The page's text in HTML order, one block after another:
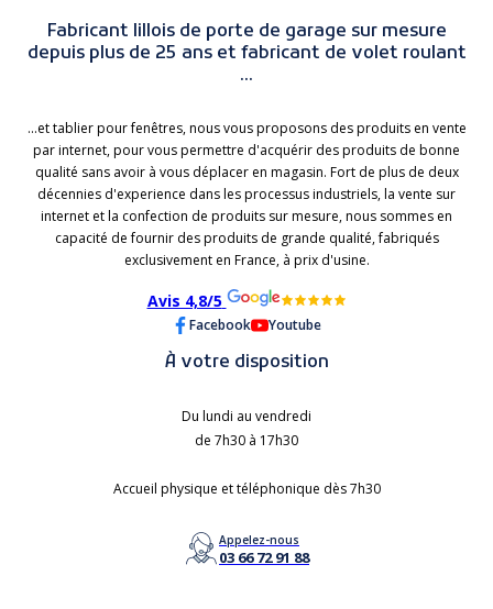
Fabricant lillois de porte de garage sur mesure
depuis plus de 25 ans et fabricant de volet roulant
...
...et tablier pour fenêtres, nous vous proposons des produits en vente
par internet, pour vous permettre d'acquérir des produits de bonne
qualité sans avoir à vous déplacer en magasin. Fort de plus de deux
décennies d'experience dans les processus industriels, la vente sur
internet et la confection de produits sur mesure, nous sommes en
capacité de fournir des produits de grande qualité, fabriqués
exclusivement en France, à prix d'usine.
Avis 4,8/5
Facebook Youtube
À votre disposition
Du lundi au vendredi
de 7h30 à 17h30
Accueil physique et téléphonique dès 7h30
Appelez-nous
03 66 72 91 88